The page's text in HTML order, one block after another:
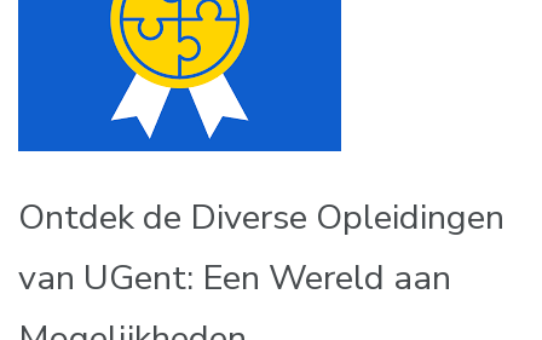
Ontdek de Diverse Opleidingen
van UGent: Een Wereld aan